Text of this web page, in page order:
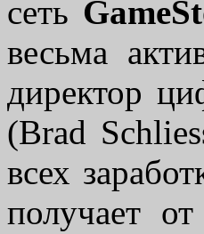
сеть
весьма
директор
(Brad
всех
получает